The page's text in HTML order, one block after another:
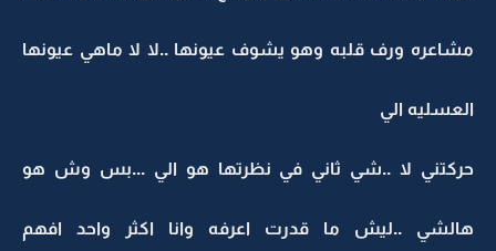
مشاعره ورف قلبه وهو يشوف عيونها ..لا لا ماهي عيونها
العسليه الي
حركتني لا ..شي ثاني في نظرتها هو الي ...بس وش هو
هالشي ..ليش ما قدرت اعرفه وانا اكثر واحد افهم